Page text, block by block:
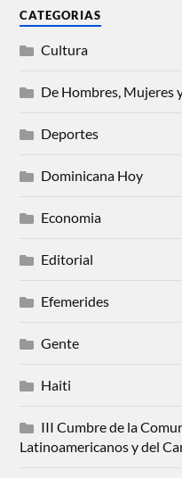
CATEGORIAS
Cultura
De Hombres, Mujeres
Deportes
Dominicana Hoy
Economia
Editorial
Efemerides
Gente
Haiti
III Cumbre de la
Latinoamericanos y del